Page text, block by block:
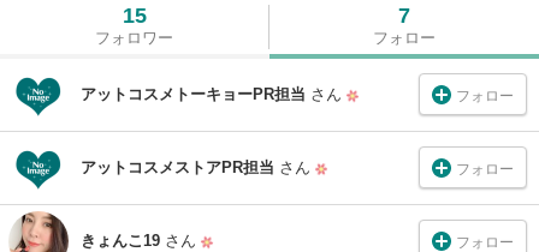
15
フォロワー
7
フォロー
アットコスメトーキョーPR担当 さん フォロー
アットコスメストアPR担当 さん フォロー
きょんこ19 さん フォロー